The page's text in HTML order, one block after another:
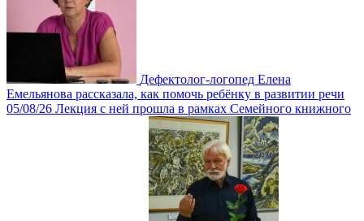
Дефектолог-логопед Елена
Емельянова рассказала, как помочь ребёнку в развитии речи
05/08/26 Лекция с ней прошла в рамках Семейного книжного